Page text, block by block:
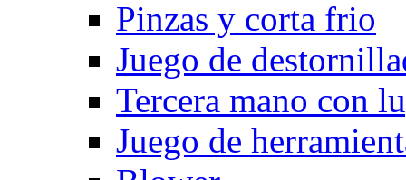
Pinzas y corta frio
Juego de
Tercera mano con
Juego de